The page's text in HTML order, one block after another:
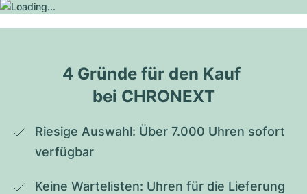
4 Gründe für den Kauf
bei CHRONEXT
Riesige Auswahl: Über 7.000 Uhren sofort
verfügbar
Keine Wartelisten: Uhren für die Lieferung